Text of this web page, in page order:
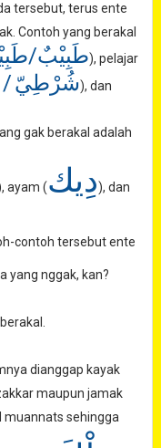
tersebut, terus ente
Contoh yang berakal
طَبِيْبٌ/), pelajar
شُرْطِيّ/ ), dan
gak berakal adalah
ayam (دِيك), dan
contoh tersebut ente
yang nggak, kan?
dianggap kayak
maupun jamak
sehingga